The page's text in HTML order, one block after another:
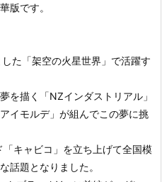
版です。
た「架空の火星世界」で活躍す
を描く「NZインダストリアル」
イモルデ」が組んでこの夢に挑
キャビコ」を立ち上げて全国模
話題となりました。